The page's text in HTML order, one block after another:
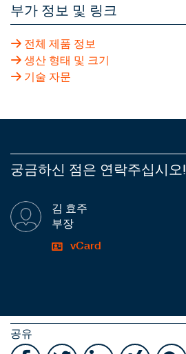
부가 정보 및 링크
전체 제품 정보
생산 형태 및 크기
기술 자문
궁금하신 점은 연락주십시오!
김 효주
부장
vCard
공유